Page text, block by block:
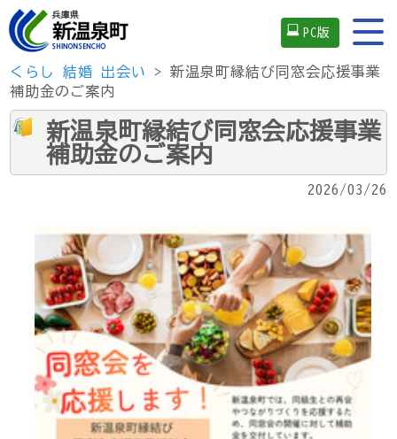
PC版
くらし 結婚 出会い
> 新温泉町縁結び同窓会応援事業
補助金のご案内
新温泉町縁結び同窓会応援事業
補助金のご案内
2026/03/26